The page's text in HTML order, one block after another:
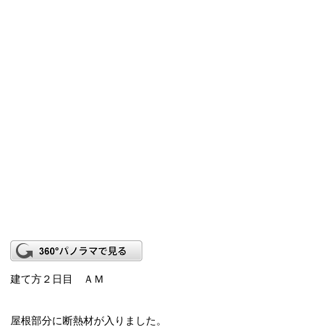
建て方２日目 ＡＭ
屋根部分に断熱材が入りました。